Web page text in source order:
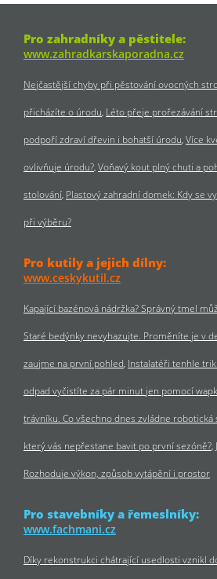
Pro zahradníky a pěstitele:
www.zahradkarskaporadna.cz
Nejčastější chyby při pěstování ovocných
přicházíte o úrodu Léto přeje prořezávání
podpoří zdraví dřevin i bohatší úrodu Více
ovlivňuje úrodu? Voňavý kout plný chuti a
stolování Plastový zahradní domek: Kdy se
při výběru?
Pro kutily a jejich dílny:
www.ceskykutil.cz
Kapající bazénová nádržka? Správný tmel
Staré bedýnky nevyhazujte. Proměníte je v
zaujme na první pohled Instalatéři tenhle
odpad vyčistíte za pár minut jen pomocí
trávníku. Co všechno dnes zvládne robotická
který vás nepřestane bavit po první sezóně?
Rozhoduje výkon, způsob vytápění i prostor
Pro stavebníky a řemeslníky:
www.fachmani.cz
Díky rekonstrukci chátrající usedlosti vznikl